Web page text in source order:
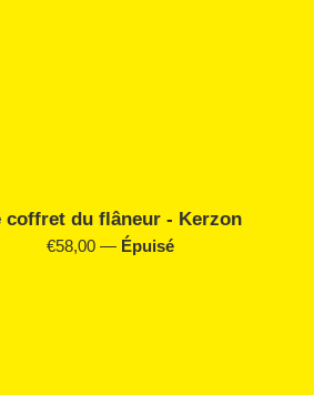
coffret du flâneur - Kerzon
Prix
€58,00 — Épuisé